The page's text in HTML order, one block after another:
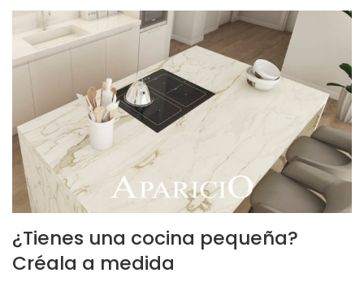
¿Tienes una cocina pequeña?
Créala a medida